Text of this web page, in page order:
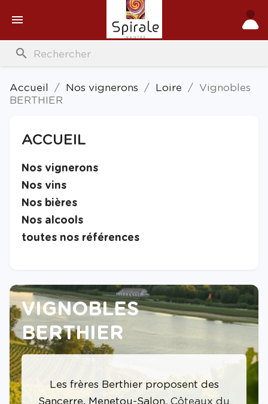

search
Accueil Nos vignerons Loire
Vignobles
BERTHIER
ACCUEIL
Nos vignerons
Nos vins
Nos bières
Nos alcools
toutes nos références
VIGNOBLES
BERTHIER
Les frères Berthier proposent des
Sancerre, Menetou-Salon, Côteaux du